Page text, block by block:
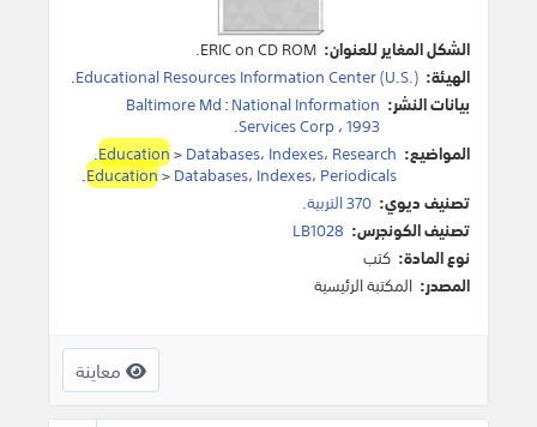
الشكل المغاير للعنوان: ERIC on CD ROM.
الهيئة: Educational Resources Information Center (U.S.)
.
بيانات النشر:
Baltimore Md:National Information
Services Corp،1993
.
المواضيع:
Education>Databases، Indexes، Research
.
Education>Databases، Indexes، Periodicals
.
تصنيف ديوي: 370 التربية.
تصنيف الكونجرس: LB1028
نوع المادة: كتب
المصدر: المكتبة الرئيسية
معاينة